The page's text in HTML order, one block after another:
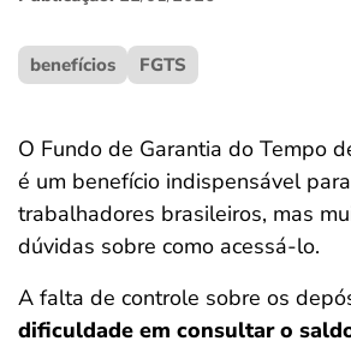
benefícios FGTS
O Fundo de Garantia do Tempo
é um benefício indispensável
trabalhadores brasileiros, mas
dúvidas sobre como acessá-lo.
A falta de controle sobre os
dificuldade em consultar o